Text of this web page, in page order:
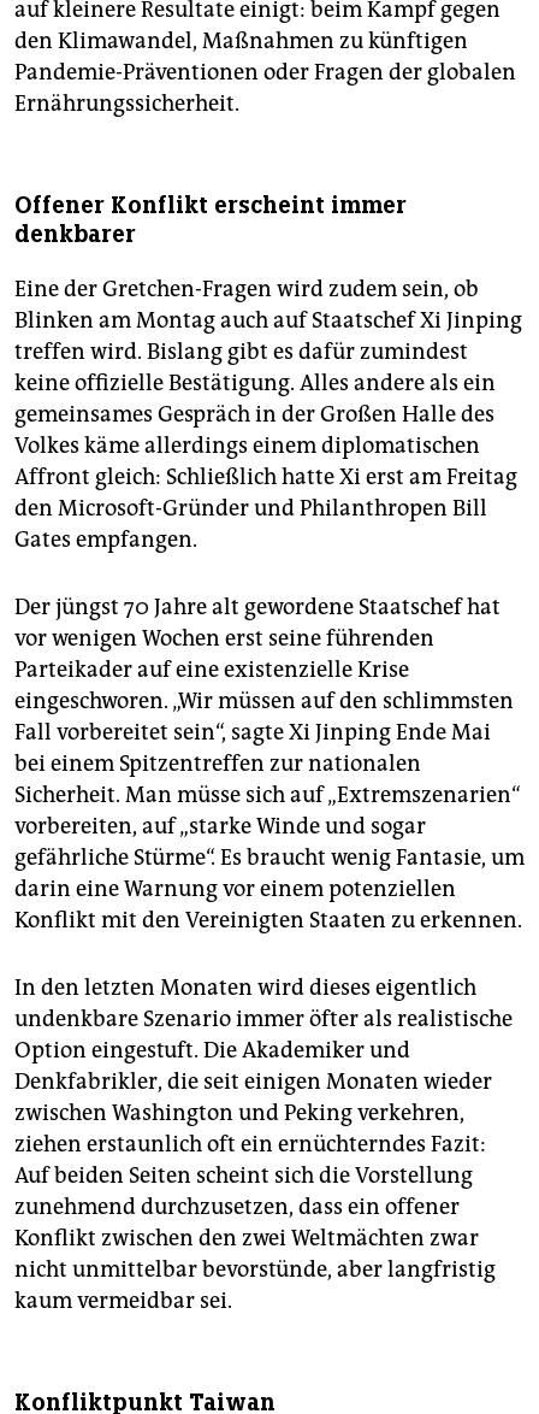
auf kleinere Resultate einigt: beim Kampf gegen
den Klimawandel, Maßnahmen zu künftigen
Pandemie-Präventionen oder Fragen der globalen
Ernährungssicherheit.
Offener Konflikt erscheint immer
denkbarer
Eine der Gretchen-Fragen wird zudem sein, ob
Blinken am Montag auch auf Staatschef Xi Jinping
treffen wird. Bislang gibt es dafür zumindest
keine offizielle Bestätigung. Alles andere als ein
gemeinsames Gespräch in der Großen Halle des
Volkes käme allerdings einem diplomatischen
Affront gleich: Schließlich hatte Xi erst am Freitag
den Microsoft-Gründer und Philanthropen Bill
Gates empfangen.
Der jüngst 70 Jahre alt gewordene Staatschef hat
vor wenigen Wochen erst seine führenden
Parteikader auf eine existenzielle Krise
eingeschworen. „Wir müssen auf den schlimmsten
Fall vorbereitet sein“, sagte Xi Jinping Ende Mai
bei einem Spitzentreffen zur nationalen
Sicherheit. Man müsse sich auf „Extremszenarien“
vorbereiten, auf „starke Winde und sogar
gefährliche Stürme“. Es braucht wenig Fantasie, um
darin eine Warnung vor einem potenziellen
Konflikt mit den Vereinigten Staaten zu erkennen.
In den letzten Monaten wird dieses eigentlich
undenkbare Szenario immer öfter als realistische
Option eingestuft. Die Akademiker und
Denkfabrikler, die seit einigen Monaten wieder
zwischen Washington und Peking verkehren,
ziehen erstaunlich oft ein ernüchterndes Fazit:
Auf beiden Seiten scheint sich die Vorstellung
zunehmend durchzusetzen, dass ein offener
Konflikt zwischen den zwei Weltmächten zwar
nicht unmittelbar bevorstünde, aber langfristig
kaum vermeidbar sei.
Konfliktpunkt Taiwan